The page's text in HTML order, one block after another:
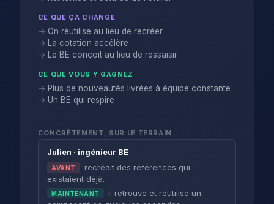
CE QUE ÇA CHANGE
On réutilise au lieu de recréer
La cotation accélère
Le BE conçoit au lieu de ressaisir
CE QUE VOUS Y GAGNEZ
Plus de nouveautés livrées à équipe constante
Un BE qui respire
CONCRÈTEMENT, SUR LE TERRAIN
Julien · ingénieur BE
AVANT
recréait des références qui
existaient déjà.
MAINTENANT
il retrouve et réutilise un